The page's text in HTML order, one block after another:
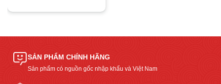
SẢN PHẨM CHÍNH HÃNG
Sản phẩm có nguồn gốc nhập khẩu và Việt Nam